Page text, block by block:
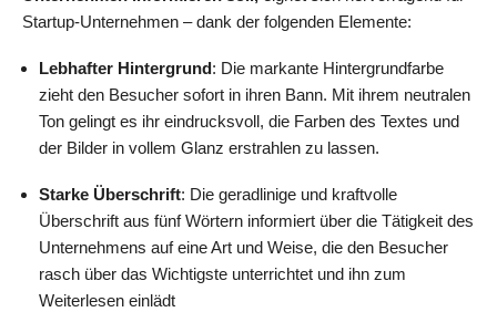
Startup-Unternehmen – dank der folgenden Elemente:
Lebhafter Hintergrund: Die markante Hintergrundfarbe
zieht den Besucher sofort in ihren Bann. Mit ihrem neutralen
Ton gelingt es ihr eindrucksvoll, die Farben des Textes und
der Bilder in vollem Glanz erstrahlen zu lassen.
Starke Überschrift: Die geradlinige und kraftvolle
Überschrift aus fünf Wörtern informiert über die Tätigkeit des
Unternehmens auf eine Art und Weise, die den Besucher
rasch über das Wichtigste unterrichtet und ihn zum
Weiterlesen einlädt